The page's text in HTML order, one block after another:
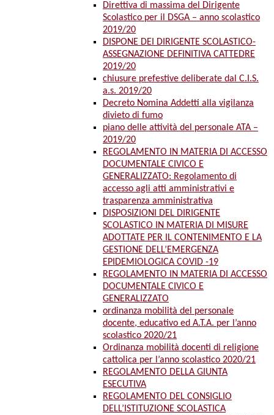
Direttiva di massima del Dirigente
Scolastico per il DSGA – anno scolastico
2019/20
DISPONE DEI DIRIGENTE SCOLASTICO-
ASSEGNAZIONE DEFINITIVA CATTEDRE
2019/20
chiusure prefestive deliberate dal C.I.S.
a.s. 2019/20
Decreto Nomina Addetti alla vigilanza
divieto di fumo
piano delle attività del personale ATA –
2019/20
REGOLAMENTO IN MATERIA DI ACCESSO
DOCUMENTALE CIVICO E
GENERALIZZATO: Regolamento di
accesso agli atti amministrativi e
trasparenza amministrativa
DISPOSIZIONI DEL DIRIGENTE
SCOLASTICO IN MATERIA DI MISURE
ADOTTATE PER IL CONTENIMENTO E LA
GESTIONE DELL’EMERGENZA
EPIDEMIOLOGICA COVID -19
REGOLAMENTO IN MATERIA DI ACCESSO
DOCUMENTALE CIVICO E
GENERALIZZATO
ordinanza mobilità del personale
docente, educativo ed A.T.A. per l’anno
scolastico 2020/21
Ordinanza mobilità docenti di religione
cattolica per l’anno scolastico 2020/21
REGOLAMENTO DELLA GIUNTA
ESECUTIVA
REGOLAMENTO DEL CONSIGLIO
DELL’ISTITUZIONE SCOLASTICA